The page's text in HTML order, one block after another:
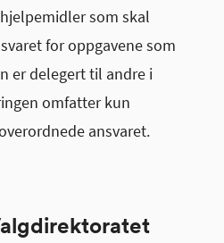
som skal
for oppgavene som
er delegert til andre i
omfatter kun
ansvaret.